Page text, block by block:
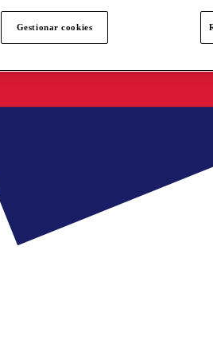
Gestionar cookies